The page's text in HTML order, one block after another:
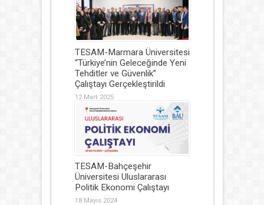
TESAM-Marmara Üniversitesi
“Türkiye’nin Geleceğinde Yeni
Tehditler ve Güvenlik”
Çalıştayı Gerçekleştirildi
12 Mart 2025
TESAM-Bahçeşehir
Üniversitesi Uluslararası
Politik Ekonomi Çalıştayı
18 Mayıs 2024